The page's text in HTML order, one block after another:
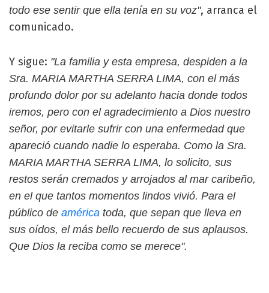
todo ese sentir que ella tenía en su voz", arranca el
comunicado.
Y sigue: "La familia y esta empresa, despiden a la
Sra. MARIA MARTHA SERRA LIMA, con el más
profundo dolor por su adelanto hacia donde todos
iremos, pero con el agradecimiento a Dios nuestro
señor, por evitarle sufrir con una enfermedad que
apareció cuando nadie lo esperaba. Como la Sra.
MARIA MARTHA SERRA LIMA, lo solicito, sus
restos serán cremados y arrojados al mar caribeño,
en el que tantos momentos lindos vivió. Para el
público de américa toda, que sepan que lleva en
sus oídos, el más bello recuerdo de sus aplausos.
Que Dios la reciba como se merece".